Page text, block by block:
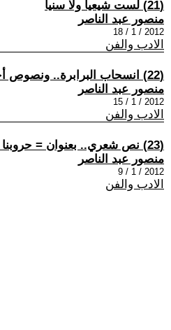
(21) لست شيعيا ولا سنيا
منصور عبد الناصر
2012 / 1 / 18
الادب والفن
(22) انسحاب البرابرة.. ونصوص أخرى
منصور عبد الناصر
2012 / 1 / 15
الادب والفن
(23) نص شعري.. بعنوان = حروبنا التي لاتنتهي=
منصور عبد الناصر
2012 / 1 / 9
الادب والفن